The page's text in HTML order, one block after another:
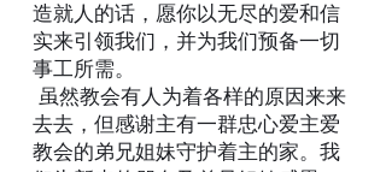
造就人的话，愿你以无尽的爱和信
实来引领我们，并为我们预备一切
事工所需。
虽然教会有人为着各样的原因来来
去去，但感谢主有一群忠心爱主爱
教会的弟兄姐妹守护着主的家。我